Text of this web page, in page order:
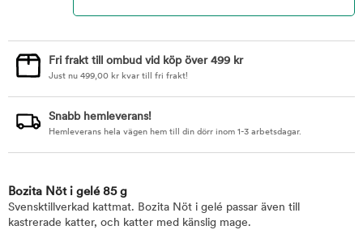
Fri frakt till ombud vid köp över 499 kr
Just nu 499,00 kr kvar till fri frakt!
Snabb hemleverans!
Hemleverans hela vägen hem till din dörr inom 1-3 arbetsdagar.
Bozita Nöt i gelé 85 g
Svensktillverkad kattmat. Bozita Nöt i gelé passar även till
kastrerade katter, och katter med känslig mage.